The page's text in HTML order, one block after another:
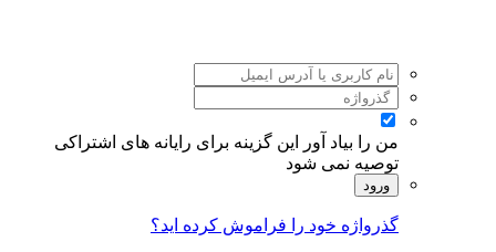
من را بیاد آور
این گزینه برای رایانه های اشتراکی
توصیه نمی شود
ورود
گذرواژه خود را فراموش کرده اید؟